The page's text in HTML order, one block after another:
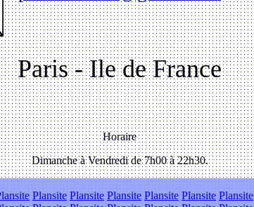
Paris - Ile de France
Horaire
Dimanche à Vendredi de 7h00 à 22h30.
Plansite Plansite Plansite Plansite Plansite Plansite